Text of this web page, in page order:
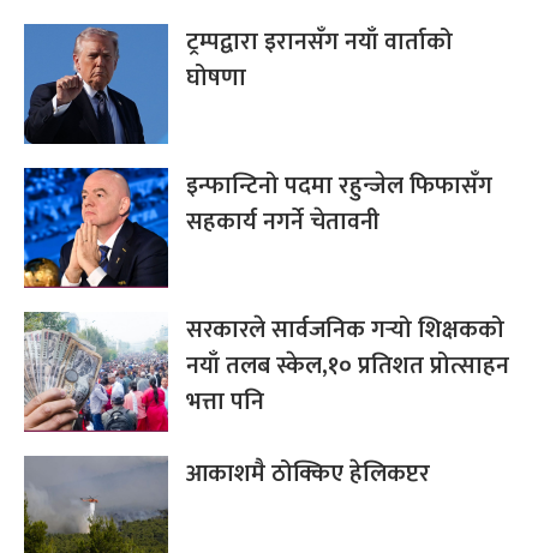
ट्रम्पद्वारा इरानसँग नयाँ वार्ताको
घोषणा
इन्फान्टिनो पदमा रहुन्जेल फिफासँग
सहकार्य नगर्ने चेतावनी
सरकारले सार्वजनिक गर्‍यो शिक्षकको
नयाँ तलब स्केल,१० प्रतिशत प्रोत्साहन
भत्ता पनि
आकाशमै ठोक्किए हेलिकप्टर